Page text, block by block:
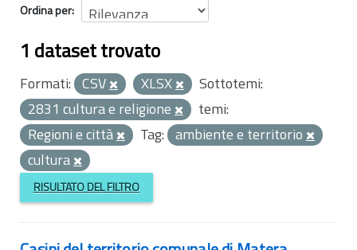
Ordina per
1 dataset trovato
Formati: CSV XLSX
Sottotemi:
2831 cultura e religione
temi:
Regioni e città
Tag: ambiente e territorio
cultura
RISULTATO DEL FILTRO